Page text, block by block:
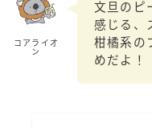
タカラCANチュ
宝焼酎のお茶
寶「丸おろし」
コアライオ
ン
文旦のピ
感じる、
柑橘系の
めだよ！